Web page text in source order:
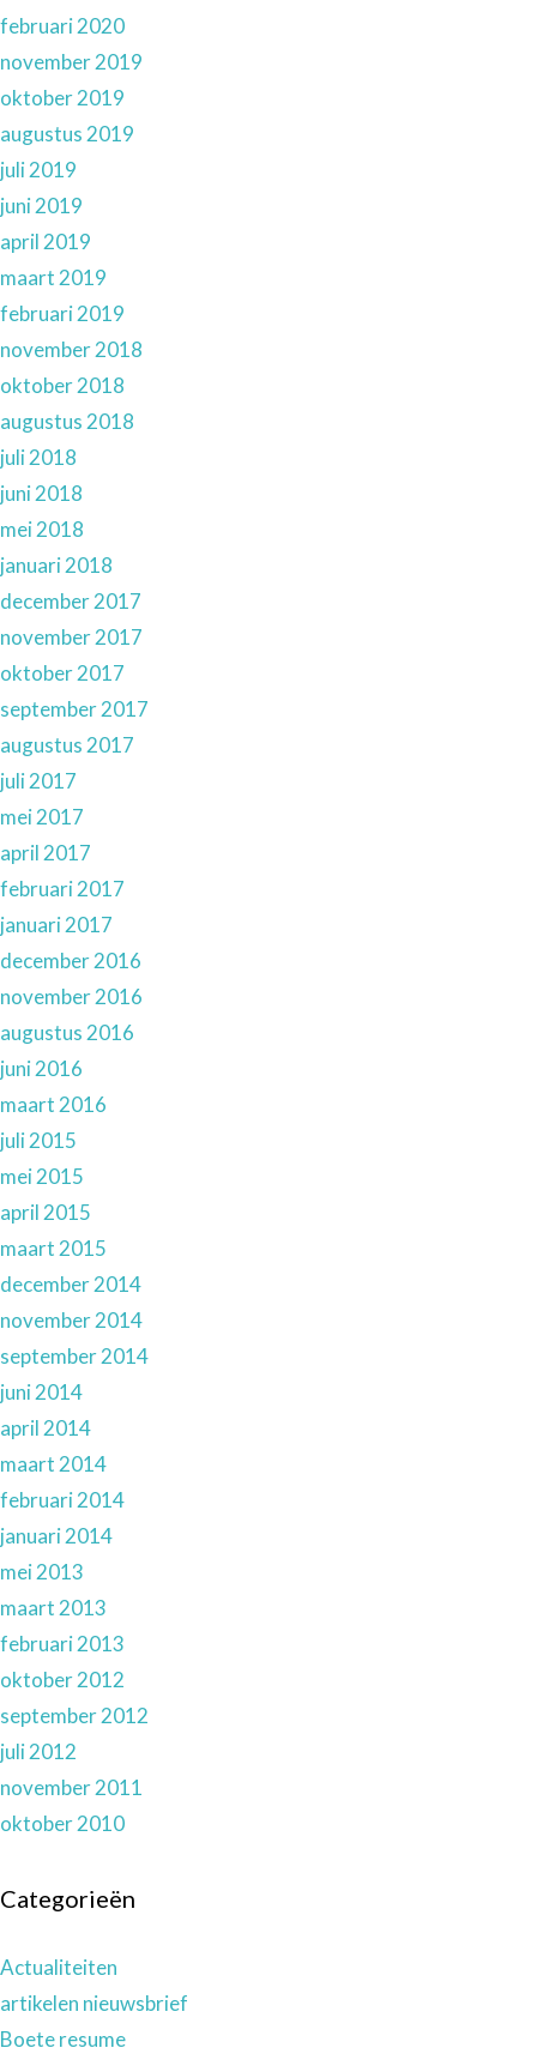
februari 2020
november 2019
oktober 2019
augustus 2019
juli 2019
juni 2019
april 2019
maart 2019
februari 2019
november 2018
oktober 2018
augustus 2018
juli 2018
juni 2018
mei 2018
januari 2018
december 2017
november 2017
oktober 2017
september 2017
augustus 2017
juli 2017
mei 2017
april 2017
februari 2017
januari 2017
december 2016
november 2016
augustus 2016
juni 2016
maart 2016
juli 2015
mei 2015
april 2015
maart 2015
december 2014
november 2014
september 2014
juni 2014
april 2014
maart 2014
februari 2014
januari 2014
mei 2013
maart 2013
februari 2013
oktober 2012
september 2012
juli 2012
november 2011
oktober 2010
Categorieën
Actualiteiten
artikelen nieuwsbrief
Boete resume